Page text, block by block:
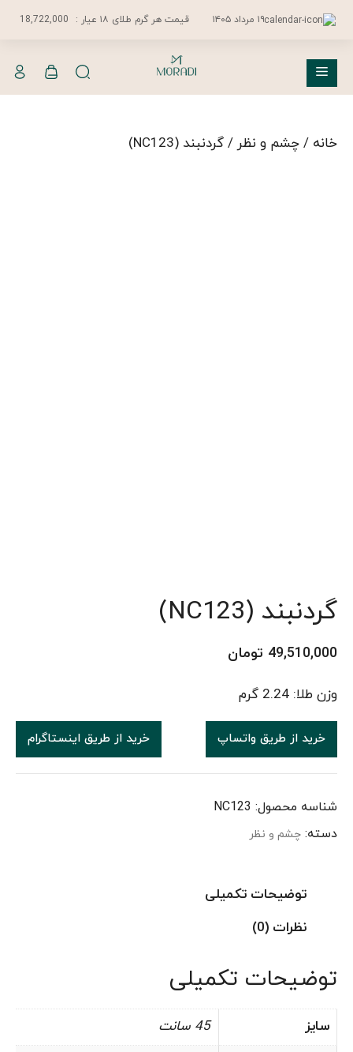
رفتن
۱۹ مرداد ۱۴۰۵ قیمت هر گرم طلای ۱۸ عیار : 18,722,000
فهرست
خانه / چشم و نظر / گردنبند (NC123)
گردنبند (NC123)
49,510,000 تومان
وزن طلا: 2.24 گرم
خرید از طریق واتساپ خرید از طریق اینستاگرام
شناسه محصول: NC123
دسته: چشم و نظر
توضیحات تکمیلی
نظرات (0)
توضیحات تکمیلی
سایز
45 سانت